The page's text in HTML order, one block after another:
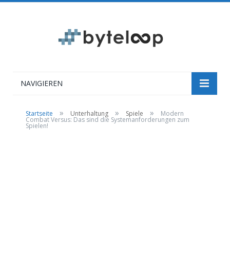
NAVIGIEREN
Startseite » Unterhaltung » Spiele » Modern
Combat Versus: Das sind die Systemanforderungen zum
Spielen!